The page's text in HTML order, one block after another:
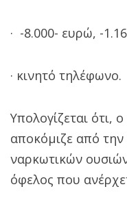
· -8.000- ευρώ, -
· κινητό τηλέφωνο.
Υπολογίζεται ότι,
αποκόμιζε από
ναρκωτικών
όφελος που